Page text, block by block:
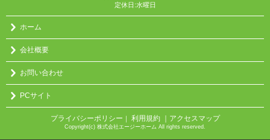
定休日:水曜日
ホーム
会社概要
お問い合わせ
PCサイト
プライバシーポリシー ｜ 利用規約 ｜アクセスマップ
Copyright(c) 株式会社エージーホーム All rights reserved.